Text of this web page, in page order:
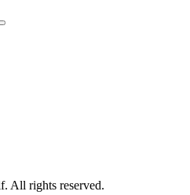
All rights reserved.